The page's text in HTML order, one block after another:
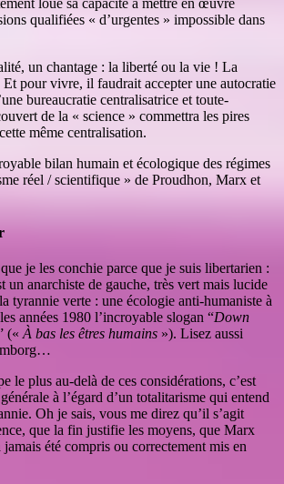
loué sa capacité à mettre en œuvre
qualifiées « d’urgentes » impossible dans
un chantage : la liberté ou la vie ! La
pour vivre, il faudrait accepter une autocratie
bureaucratie centralisatrice et toute-
de la « science » commettra les pires
même centralisation.
bilan humain et écologique des régimes
réel / scientifique » de Proudhon, Marx et
je les conchie parce que je suis libertarien :
anarchiste de gauche, très vert mais lucide
tyrannie verte : une écologie anti-humaniste à
années 1980 l’incroyable slogan “Down
(« À bas les êtres humains »). Lisez aussi
le plus au-delà de ces considérations, c’est
à l’égard d’un totalitarisme qui entend
Oh je sais, vous me direz qu’il s’agit
que la fin justifie les moyens, que Marx
jamais été compris ou correctement mis en